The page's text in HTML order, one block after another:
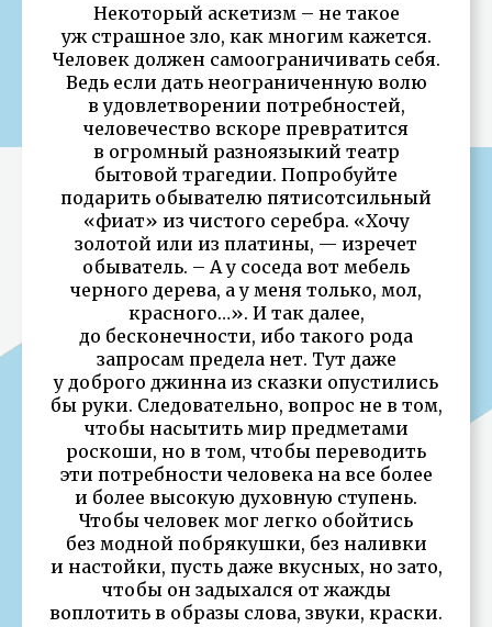
Некоторый аскетизм – не такое
уж страшное зло, как многим кажется.
Человек должен самоограничивать себя.
Ведь если дать неограниченную волю
в удовлетворении потребностей,
человечество вскоре превратится
в огромный разноязыкий театр
бытовой трагедии. Попробуйте
подарить обывателю пятисотсильный
«фиат» из чистого серебра. «Хочу
золотой или из платины, — изречет
обыватель. – А у соседа вот мебель
черного дерева, а у меня только, мол,
красного…». И так далее,
до бесконечности, ибо такого рода
запросам предела нет. Тут даже
у доброго джинна из сказки опустились
бы руки. Следовательно, вопрос не в том,
чтобы насытить мир предметами
роскоши, но в том, чтобы переводить
эти потребности человека на все более
и более высокую духовную ступень.
Чтобы человек мог легко обойтись
без модной побрякушки, без наливки
и настойки, пусть даже вкусных, но зато,
чтобы он задыхался от жажды
воплотить в образы слова, звуки, краски.